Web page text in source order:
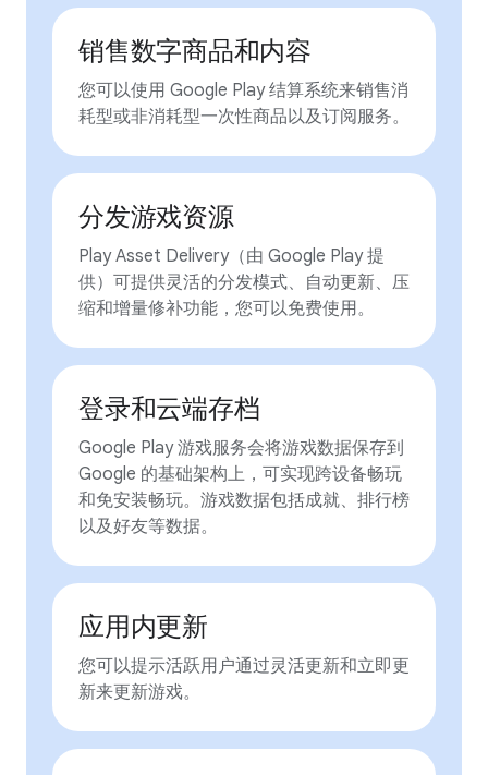
销售数字商品和内容
您可以使用 Google Play 结算系统来销售消
耗型或非消耗型一次性商品以及订阅服务。
分发游戏资源
Play Asset Delivery（由 Google Play 提
供）可提供灵活的分发模式、自动更新、压
缩和增量修补功能，您可以免费使用。
登录和云端存档
Google Play 游戏服务会将游戏数据保存到
Google 的基础架构上，可实现跨设备畅玩
和免安装畅玩。游戏数据包括成就、排行榜
以及好友等数据。
应用内更新
您可以提示活跃用户通过灵活更新和立即更
新来更新游戏。